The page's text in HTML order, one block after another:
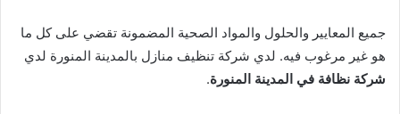
جميع المعايير والحلول والمواد الصحية المضمونة تقضي على كل ما
هو غير مرغوب فيه. لدي شركة تنظيف منازل بالمدينة المنورة لدي
شركة نظافة في المدينة المنورة.